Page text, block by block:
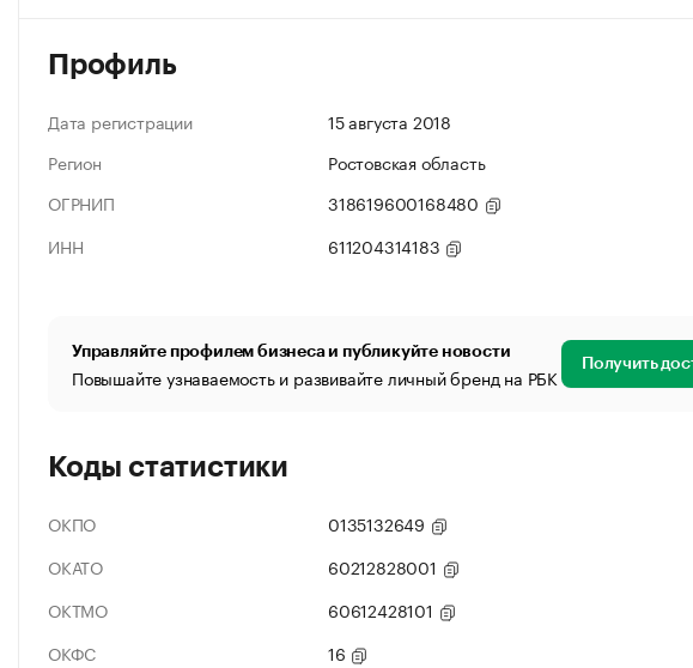
Профиль
Дата регистрации
15 августа 2018
Регион
Ростовская область
ОГРНИП
318619600168480
ИНН
611204314183
Управляйте профилем бизнеса и публикуйте новости
Повышайте узнаваемость и развивайте личный бренд на РБК Получить
Коды статистики
ОКПО
0135132649
ОКАТО
60212828001
ОКТМО
60612428101
ОКФС
16